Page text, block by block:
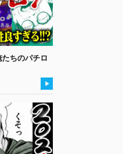
ちのパチロ